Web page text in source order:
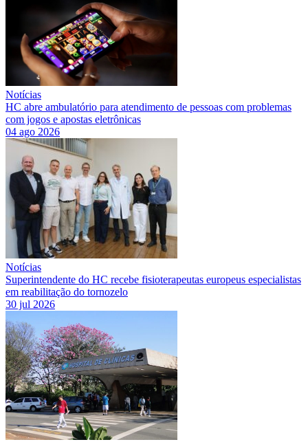
Notícias
HC abre ambulatório para atendimento de pessoas com problemas
com jogos e apostas eletrônicas
04 ago 2026
Notícias
Superintendente do HC recebe fisioterapeutas europeus especialistas
em reabilitação do tornozelo
30 jul 2026